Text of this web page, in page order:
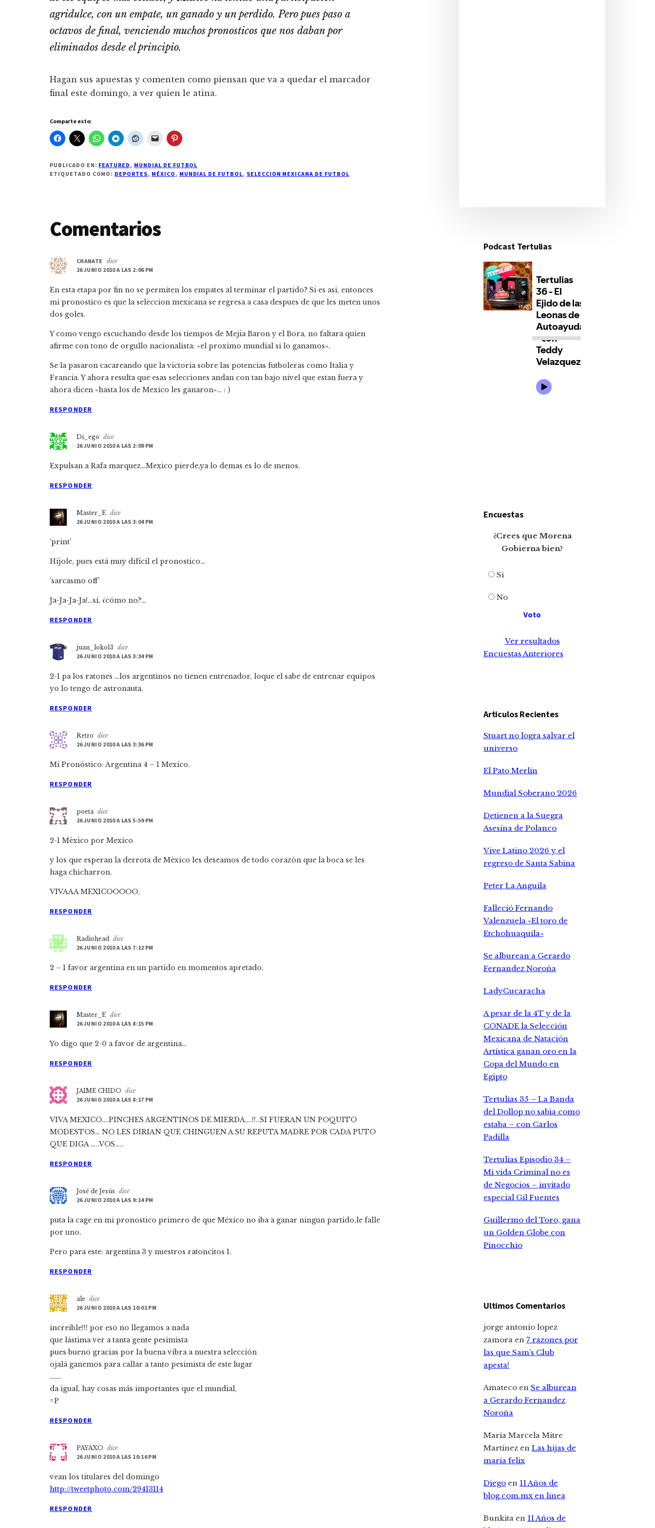
agridulce, con un empate, un ganado y un perdido. Pero pues paso a
octavos de final, venciendo muchos pronosticos que nos daban por
eliminados desde el principio.
Hagan sus apuestas y comenten como piensan que va a quedar el marcador
final este domingo, a ver quien le atina.
Comparte esto:
PUBLICADO EN: FEATURED, MUNDIAL DE FUTBOL
ETIQUETADO COMO: DEPORTES, MÉXICO, MUNDIAL DE FUTBOL, SELECCION MEXICANA DE FUTBOL
Interacciones
con
los
lectores
Comentarios
CHANATE
dice
26 JUNIO 2010 A LAS 2:06 PM
En esta etapa por fin no se permiten los empates al terminar el partido? Si es asi, entonces
mi pronostico es que la seleccion mexicana se regresa a casa despues de que les meten unos
dos goles.
Y como vengo escuchando desde los tiempos de Mejia Baron y el Bora, no faltara quien
afirme con tono de orgullo nacionalista: «el proximo mundial si lo ganamos».
Se la pasaron cacareando que la victoria sobre las potencias futboleras como Italia y
Francia. Y ahora resulta que esas selecciones andan con tan bajo nivel que estan fuera y
ahora dicen «hasta los de Mexico les ganaron»… : )
RESPONDER
Di_ego dice
26 JUNIO 2010 A LAS 2:09 PM
Expulsan a Rafa marquez…Mexico pierde,ya lo demas es lo de menos.
RESPONDER
Master_E dice
26 JUNIO 2010 A LAS 3:04 PM
‘print’
Híjole, pues está muy difícil el pronostico…
‘sarcasmo off’
Ja-Ja-Ja-Ja!…sí, ¿cómo no?…
RESPONDER
juan_loko13 dice
26 JUNIO 2010 A LAS 3:34 PM
2-1 pa los ratones …los argentinos no tienen entrenador, loque el sabe de entrenar equipos
yo lo tengo de astronauta.
RESPONDER
Retro dice
26 JUNIO 2010 A LAS 3:36 PM
Mi Pronóstico: Argentina 4 – 1 Mexico.
RESPONDER
poeta dice
26 JUNIO 2010 A LAS 5:59 PM
2-1 Mèxico por Mexico
y los que esperan la derrota de Mèxico les deseamos de todo corazòn que la boca se les
haga chicharron.
VIVAAA MEXICOOOOO.
RESPONDER
Radiohead dice
26 JUNIO 2010 A LAS 7:12 PM
2 – 1 favor argentina en un partido en momentos apretado.
RESPONDER
Master_E dice
26 JUNIO 2010 A LAS 8:15 PM
Yo digo que 2-0 a favor de argentina…
RESPONDER
JAIME CHIDO dice
26 JUNIO 2010 A LAS 8:17 PM
VIVA MEXICO….PINCHES ARGENTINOS DE MIERDA….!!..SI FUERAN UN POQUITO
MODESTOS… NO LES DIRIAN QUE CHINGUEN A SU REPUTA MADRE POR CADA PUTO
QUE DIGA …..VOS…..
RESPONDER
José de Jesús dice
26 JUNIO 2010 A LAS 9:14 PM
puta la cage en mi pronostico primero de que México no iba a ganar ningun partido,le falle
por uno.
Pero para este: argentina 3 y nuestros ratoncitos 1.
RESPONDER
ale dice
26 JUNIO 2010 A LAS 10:01 PM
increible!!! por eso no llegamos a nada
que lástima ver a tanta gente pesimista
pues bueno gracias por la buena vibra a nuestra seleccíón
ojalá ganemos para callar a tanto pesimista de este lugar
…….
da igual, hay cosas más importantes que el mundial,
=P
RESPONDER
PAYAXO dice
26 JUNIO 2010 A LAS 10:16 PM
vean los titulares del domingo
http://tweetphoto.com/29413114
RESPONDER
Podcast Tertulias
Encuestas
¿Crees que Morena
Gobierna bien?
Si
No
Ver resultados
Encuestas Anteriores
Articulos Recientes
Stuart no logra salvar el
universo
El Pato Merlin
Mundial Soberano 2026
Detienen a la Suegra
Asesina de Polanco
Vive Latino 2026 y el
regreso de Santa Sabina
Peter La Anguila
Falleció Fernando
Valenzuela «El toro de
Etchohuaquila»
Se alburean a Gerardo
Fernandez Noroña
LadyCucaracha
A pesar de la 4T y de la
CONADE la Selección
Mexicana de Natación
Artística ganan oro en la
Copa del Mundo en
Egipto
Tertulias 35 – La Banda
del Dollop no sabia como
estaba – con Carlos
Padilla
Tertulias Episodio 34 –
Mi vida Criminal no es
de Negocios – invitado
especial Gil Fuentes
Guillermo del Toro, gana
un Golden Globe con
Pinocchio
Ultimos Comentarios
jorge antonio lopez
zamora en 7 razones por
las que Sam’s Club
apesta!
Amateco en Se alburean
a Gerardo Fernandez
Noroña
María Marcela Mitre
Martínez en Las hijas de
maria felix
Diego en 11 Años de
blog.com.mx en linea
Bunkita en 11 Años de